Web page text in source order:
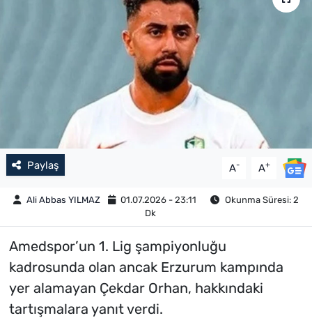
Paylaş A- A+
Ali Abbas YILMAZ 01.07.2026 - 23:11
Okunma Süresi: 2
Dk
Amedspor’un 1. Lig şampiyonluğu
kadrosunda olan ancak Erzurum kampında
yer alamayan Çekdar Orhan, hakkındaki
tartışmalara yanıt verdi.